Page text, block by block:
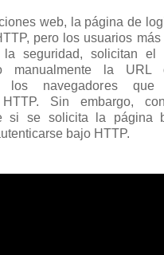
web, la página de
pero los usuarios
la seguridad, solicitan el
manualmente la URL
los navegadores
Sin embargo,
si se solicita la página
bajo HTTP.